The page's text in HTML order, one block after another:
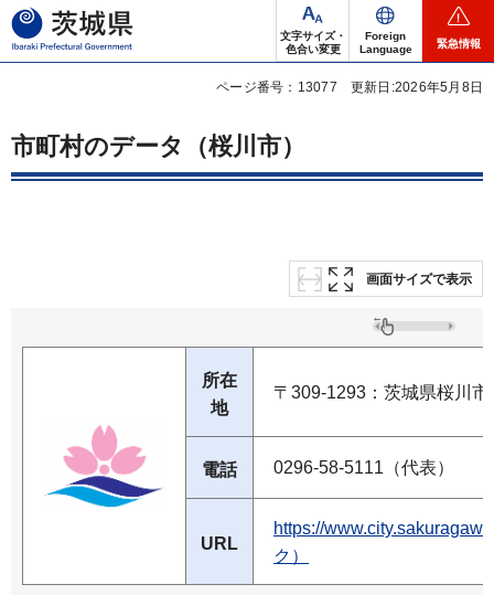
茨城県
文字サイズ・
色合い変更
Foreign
Language
緊急情報
ページ番号：13077 更新日:2026年5月8日
市町村のデータ（桜川市）
画面サイズで表示
所在
地
〒309-1293：茨城県桜川
電話 0296-58-5111（代表）
URL
https://
ク）